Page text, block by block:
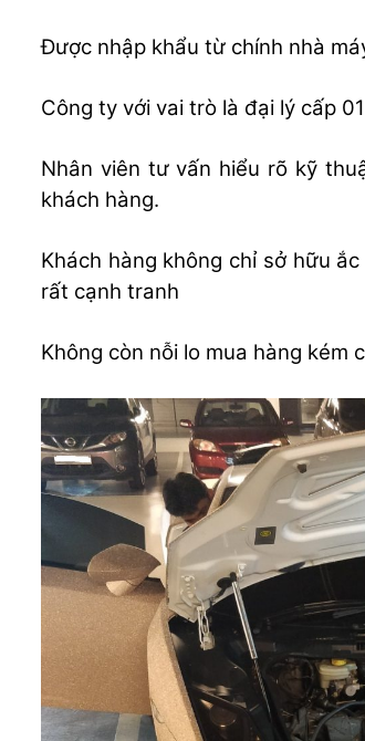
Được nhập khẩu từ chính nhà
Công ty với vai trò là đại lý cấp
Nhân viên tư vấn hiểu rõ kỹ
khách hàng.
Khách hàng không chỉ sở hữu
rất cạnh tranh
Không còn nỗi lo mua hàng kém